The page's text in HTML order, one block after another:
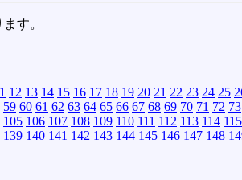
す。
12 13 14 15 16 17 18 19 20 21 22 23 24 25
59 60 61 62 63 64 65 66 67 68 69 70 71 72 73
105 106 107 108 109 110 111 112 113 114 115
139 140 141 142 143 144 145 146 147 148